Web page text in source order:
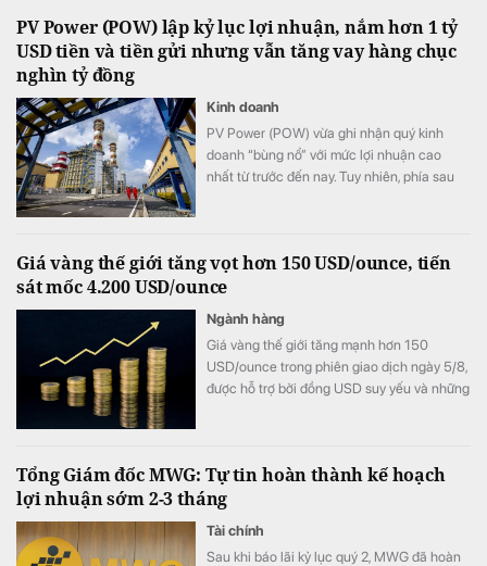
PV Power (POW) lập kỷ lục lợi nhuận, nắm hơn 1 tỷ
USD tiền và tiền gửi nhưng vẫn tăng vay hàng chục
nghìn tỷ đồng
Kinh doanh
PV Power (POW) vừa ghi nhận quý kinh
doanh “bùng nổ” với mức lợi nhuận cao
nhất từ trước đến nay. Tuy nhiên, phía sau
nhưng vẫn đẩy mạnh vay vốn khiến chi phí
lãi vay tăng vọt.
Giá vàng thế giới tăng vọt hơn 150 USD/ounce, tiến
sát mốc 4.200 USD/ounce
Ngành hàng
Giá vàng thế giới tăng mạnh hơn 150
USD/ounce trong phiên giao dịch ngày 5/8,
được hỗ trợ bởi đồng USD suy yếu và những
triển vọng chính sách của Fed.
Tổng Giám đốc MWG: Tự tin hoàn thành kế hoạch
lợi nhuận sớm 2-3 tháng
Tài chính
Sau khi báo lãi kỷ lục quý 2, MWG đã hoàn